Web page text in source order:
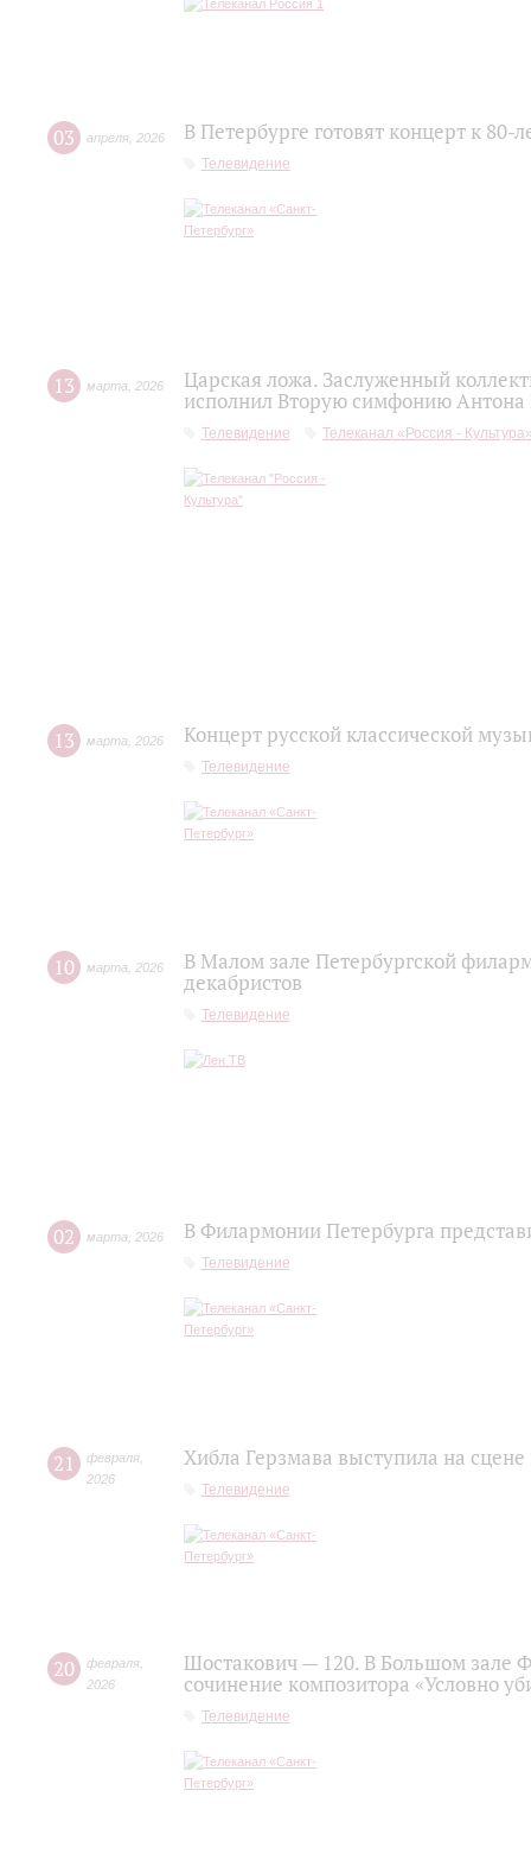
03 апреля 2026 В Петербурге готовят концерт к
Телевидение
13 марта 2026
Царская ложа. Заслуженный
исполнил Вторую симфонию Антона
Телевидение Телеканал «Россия -
13 марта 2026 Концерт русской классической
Телевидение
10 марта 2026
В Малом зале Петербургской
декабристов
Телевидение
02 марта 2026 В Филармонии Петербурга
Телевидение
21 февраля
2026
Хибла Герзмава выступила на
Телевидение
20 февраля
2026
Шостакович — 120. В Большом зале
сочинение композитора «Условно
Телевидение